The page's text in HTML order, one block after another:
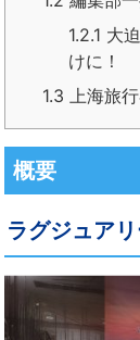
1.2.1 大
けに！
1.3 上海旅
概要
ラグジュア